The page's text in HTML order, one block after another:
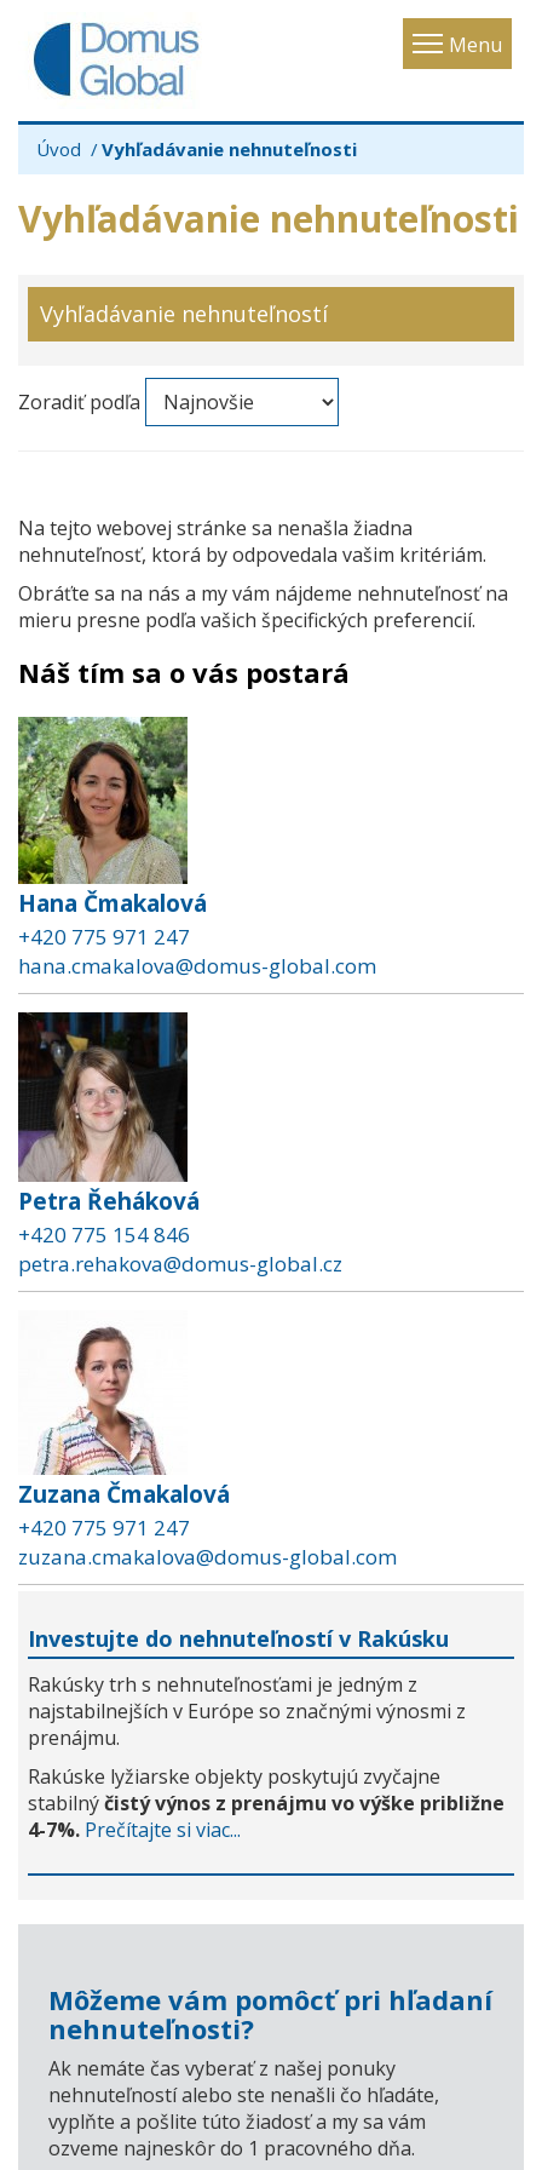
Menu
Toggle
Úvod Vyhľadávanie nehnuteľnosti
Vyhľadávanie nehnuteľnosti
Vyhľadávanie nehnuteľností
Zoradiť podľa
Na tejto webovej stránke sa nenašla žiadna
nehnuteľnosť, ktorá by odpovedala vašim kritériám.
Obráťte sa na nás a my vám nájdeme nehnuteľnosť na
mieru presne podľa vašich špecifických preferencií.
Náš tím sa o vás postará
Hana Čmakalová
+420 775 971 247
hana.cmakalova@domus-global.com
Petra Řeháková
+420 775 154 846
petra.rehakova@domus-global.cz
Zuzana Čmakalová
+420 775 971 247
zuzana.cmakalova@domus-global.com
Investujte do nehnuteľností v Rakúsku
Rakúsky trh s nehnuteľnosťami je jedným z
najstabilnejších v Európe so značnými výnosmi z
prenájmu.
Rakúske lyžiarske objekty poskytujú zvyčajne
stabilnýčistý výnos z prenájmu vo výške približne
4-7%. Prečítajte si viac...
Môžeme vám pomôcť pri hľadaní
nehnuteľnosti?
Ak nemáte čas vyberať z našej ponuky
nehnuteľností alebo ste nenašli čo hľadáte,
vyplňte a pošlite túto žiadosť a my sa vám
ozveme najneskôr do 1 pracovného dňa.